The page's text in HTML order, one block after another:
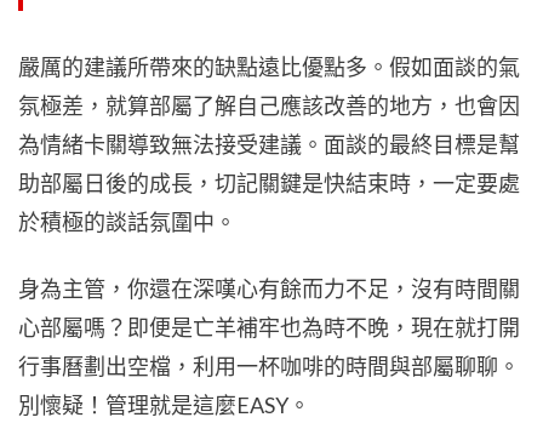
嚴厲的建議所帶來的缺點遠比優點多。假如面談的氣
氛極差，就算部屬了解自己應該改善的地方，也會因
為情緒卡關導致無法接受建議。面談的最終目標是幫
助部屬日後的成長，切記關鍵是快結束時，一定要處
於積極的談話氛圍中。
身為主管，你還在深嘆心有餘而力不足，沒有時間關
心部屬嗎？即便是亡羊補牢也為時不晚，現在就打開
行事曆劃出空檔，利用一杯咖啡的時間與部屬聊聊。
別懷疑！管理就是這麼EASY。